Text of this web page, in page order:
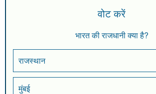
वोट करें
भारत की राजधानी क्या है?
राजस्थान
मुंबई